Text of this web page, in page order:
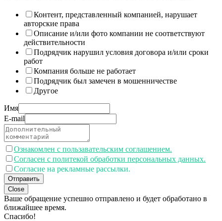
Контент, представленный компанией, нарушает
авторские права
Описание и/или фото компании не соответствуют
действительности
Подрядчик нарушил условия договора и/или сроки
работ
Компания больше не работает
Подрядчик был замечен в мошенничестве
Другое
Имя
E-mail
Ознакомлен с пользавательским соглашением.
Согласен с политекой обработки персональных данных.
Согласие на рекламные рассылки.
Отправить
Close
Ваше обращение успешно отправлено и будет обработано в
ближайшее время.
Спасибо!